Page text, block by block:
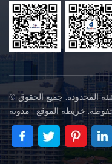
© شركة شيامن سي آند دي للطاقة الناشئة المحدودة. جميع الحقوق
خريطة الموقع|مدونة